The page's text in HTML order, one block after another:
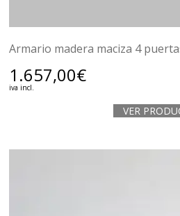
Armario madera maciza 4
1.657,00€
iva incl.
VER